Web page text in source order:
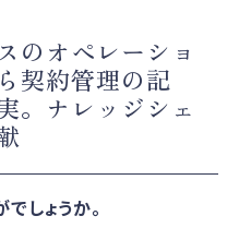
のオペレーショ
契約管理の記
。ナレッジシェ
しょうか。